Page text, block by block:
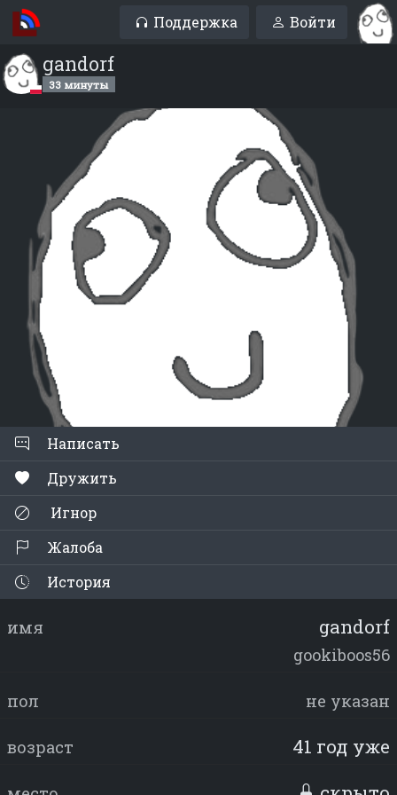
Поддержка Войти
gandorf
33 минуты
Написать
Дружить
Игнор
Жалоба
История
имя gandorf
gookiboos56
пол не указан
возраст 41 год уже